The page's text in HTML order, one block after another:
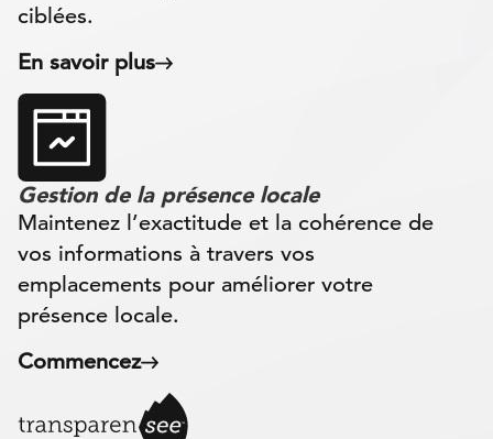
ciblées.
En savoir plus
Gestion de la présence locale
Maintenez l’exactitude et la cohérence de
vos informations à travers vos
emplacements pour améliorer votre
présence locale.
Commencez